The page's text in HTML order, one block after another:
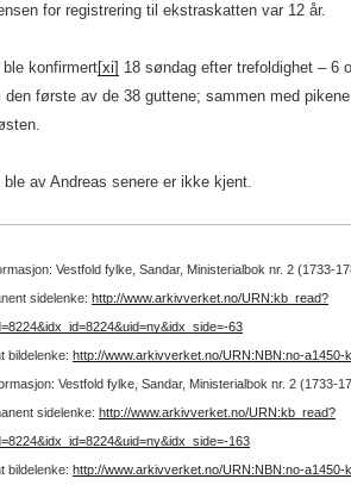
for registrering til ekstraskatten var 12 år.
konfirmert[xi] 18 søndag efter trefoldighet – 6
den første av de 38 guttene; sammen med
ble av Andreas senere er ikke kjent.
Vestfold fylke, Sandar, Ministerialbok nr. 2 (1733-
sidelenke: http://www.arkivverket.no/URN:kb_read?
63
bildelenke: http://www.arkivverket.no/URN:NBN:no-a1450-
Vestfold fylke, Sandar, Ministerialbok nr. 2 (1733-
sidelenke: http://www.arkivverket.no/URN:kb_read?
163
bildelenke: http://www.arkivverket.no/URN:NBN:no-a1450-